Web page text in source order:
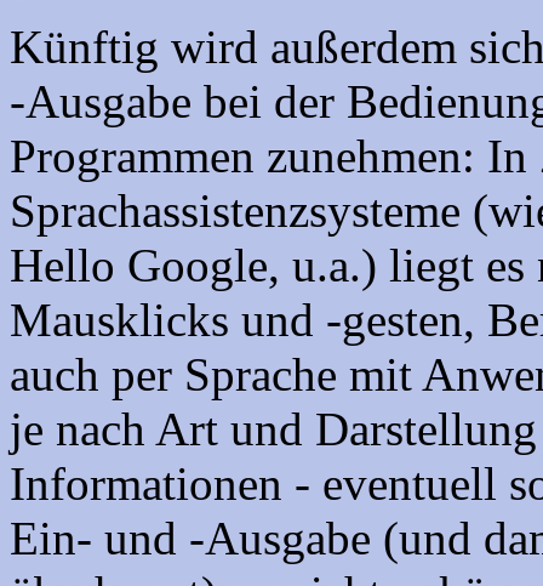
Künftig wird außerdem
-Ausgabe bei der
Programmen zunehmen:
Sprachassistenzsysteme
Hello Google, u.a.) liegt es
Mausklicks und -gesten,
auch per Sprache mit
je nach Art und
Informationen - eventuell
Ein- und -Ausgabe (und